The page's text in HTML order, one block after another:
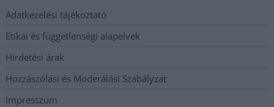
Adatkezelési tájékoztató
Etikai és függetlenségi alapelvek
Hirdetési árak
Hozzászólási és Moderálási Szabályzat
Impresszum